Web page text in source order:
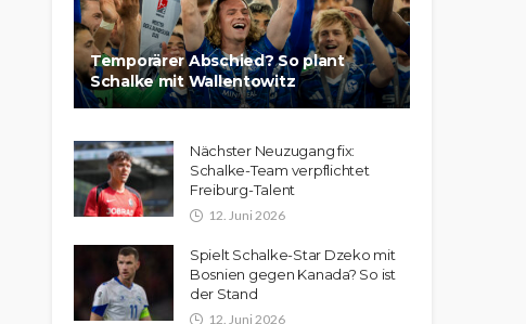
Temporärer Abschied? So plant
Schalke mit Wallentowitz
Nächster Neuzugang fix:
Schalke-Team verpflichtet
Freiburg-Talent
12. Juni 2026
Spielt Schalke-Star Dzeko mit
Bosnien gegen Kanada? So ist
der Stand
12. Juni 2026